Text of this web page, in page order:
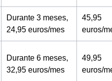
Durante 3 meses,
24,95 euros/mes
45,95
euros/
Durante 6 meses,
32,95 euros/mes
49,95
euros/